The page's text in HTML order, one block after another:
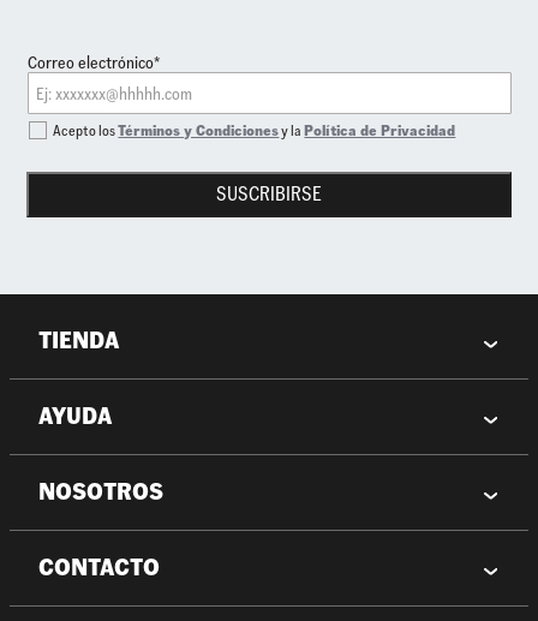
Correo electrónico*
SUSCRIBIRSE
Acepto losTérminos y Condicionesy laPolítica de Privacidad
TIENDA
AYUDA
NOSOTROS
CONTACTO